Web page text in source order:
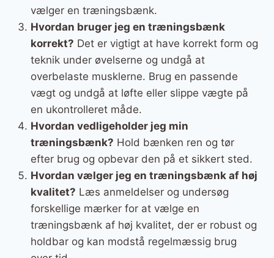
vælger en træningsbænk.
Hvordan bruger jeg en træningsbænk
korrekt? Det er vigtigt at have korrekt form og
teknik under øvelserne og undgå at
overbelaste musklerne. Brug en passende
vægt og undgå at løfte eller slippe vægte på
en ukontrolleret måde.
Hvordan vedligeholder jeg min
træningsbænk? Hold bænken ren og tør
efter brug og opbevar den på et sikkert sted.
Hvordan vælger jeg en træningsbænk af høj
kvalitet? Læs anmeldelser og undersøg
forskellige mærker for at vælge en
træningsbænk af høj kvalitet, der er robust og
holdbar og kan modstå regelmæssig brug